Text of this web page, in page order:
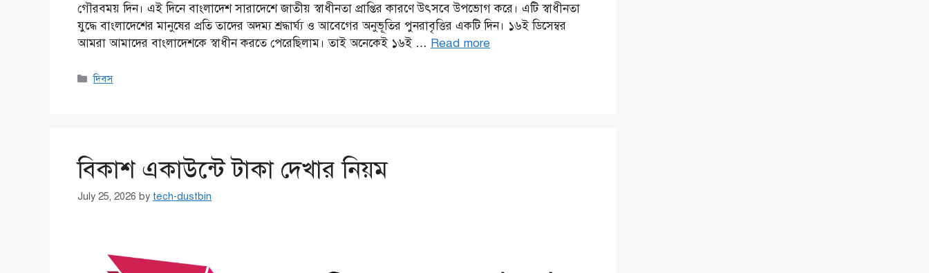
গৌরবময় দিন। এই দিনে বাংলাদেশ সারাদেশে জাতীয় স্বাধীনতা প্রাপ্তির কারণে উৎসবে উপভোগ করে। এটি স্বাধীনতা
যুদ্ধে বাংলাদেশের মানুষের প্রতি তাদের অদম্য শ্রদ্ধার্ঘ্য ও আবেগের অনুভূতির পুনরাবৃত্তির একটি দিন। ১৬ই ডিসেম্বর
আমরা আমাদের বাংলাদেশকে স্বাধীন করতে পেরেছিলাম। তাই অনেকেই ১৬ই … Read more
Categories
দিবস
বিকাশ একাউন্টে টাকা দেখার নিয়ম
July 25, 2026 by tech-dustbin